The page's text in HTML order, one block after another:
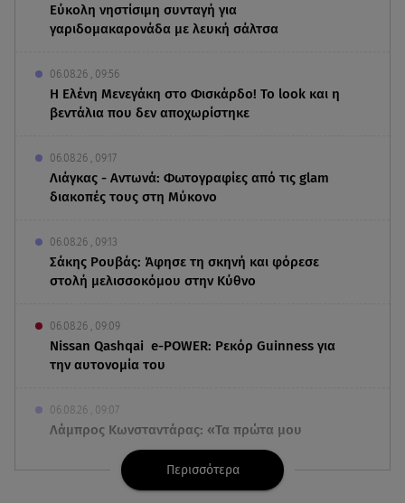
Eύκολη νηστίσιμη συνταγή για
γαριδομακαρονάδα με λευκή σάλτσα
06.08.26 , 09:56
Η Ελένη Μενεγάκη στο Φισκάρδο! Το look και η
βεντάλια που δεν αποχωρίστηκε
06.08.26 , 09:17
Λιάγκας - Αντωνά: Φωτογραφίες από τις glam
διακοπές τους στη Μύκονο
06.08.26 , 09:13
Σάκης Ρουβάς: Άφησε τη σκηνή και φόρεσε
στολή μελισσοκόμου στην Κύθνο
06.08.26 , 09:09
Nissan Qashqai e-POWER: Ρεκόρ Guinness για
την αυτονομία του
06.08.26 , 09:07
Λάμπρος Κωνσταντάρας: «Τα πρώτα μου
γενέθλια που δεν θα με πάρεις τηλέφωνο»
Περισσότερα